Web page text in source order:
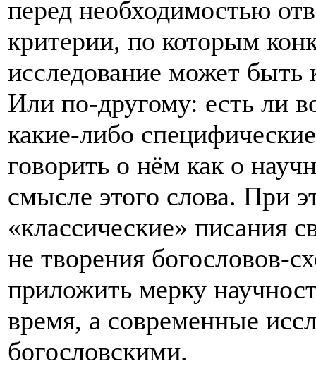
перед необходимостью
критерии, по которым
исследование может быть
Или по-другому: есть ли
какие-либо
говорить о нём как о
смысле этого слова. При
«классические» писания
не творения богословов-
приложить мерку
время, а современные
богословскими.